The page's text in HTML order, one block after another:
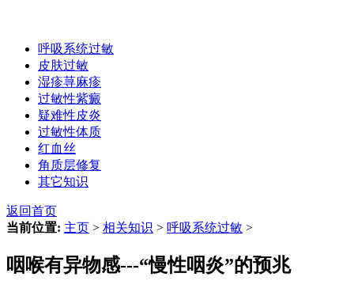
呼吸系统过敏
皮肤过敏
湿疹荨麻疹
过敏性紫癜
疑难性皮炎
过敏性体质
红血丝
角质层修复
其它知识
返回首页
当前位置: 主页 > 相关知识 > 呼吸系统过敏 >
咽喉有异物感---“慢性咽炎”的预兆